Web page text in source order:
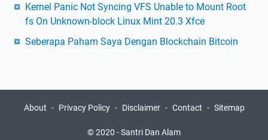
Kernel Panic Not Syncing VFS Unable to Mount Root
fs On Unknown-block Linux Mint 20.3 Xfce
Seberapa Paham Saya Dengan Blockchain Bitcoin
About Privacy Policy Disclaimer Contact Sitemap
© 2020 -Santri Dan Alam